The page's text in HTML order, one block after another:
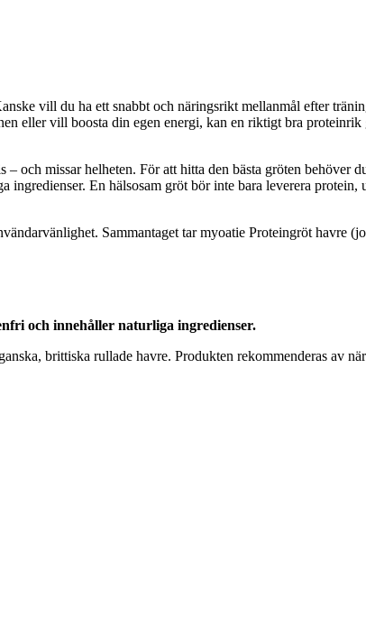
vill du ha ett snabbt och näringsrikt mellanmål efter
eller vill boosta din egen energi, kan en riktigt bra
och missar helheten. För att hitta den bästa gröten behöver
En hälsosam gröt bör inte bara leverera protein,
Sammantaget tar myoatie Proteingröt havre
och innehåller naturliga ingredienser.
brittiska rullade havre. Produkten rekommenderas av